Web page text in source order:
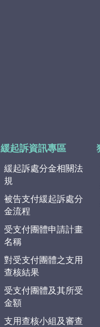
緩起訴資訊專區
緩起訴處分金相關法
規
被告支付緩起訴處分
金流程
受支付團體申請計畫
名稱
對受支付團體之支用
查核結果
受支付團體及其所受
金額
支用查核小組及審查